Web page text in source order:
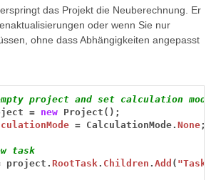
das Projekt die Neuberechnung. Er
oder wenn Sie nur
ohne dass Abhängigkeiten angepasst
project and set calculation mode
= new Project();
= CalculationMode.None;
task
project.RootTask. Children .Add ( "Task"